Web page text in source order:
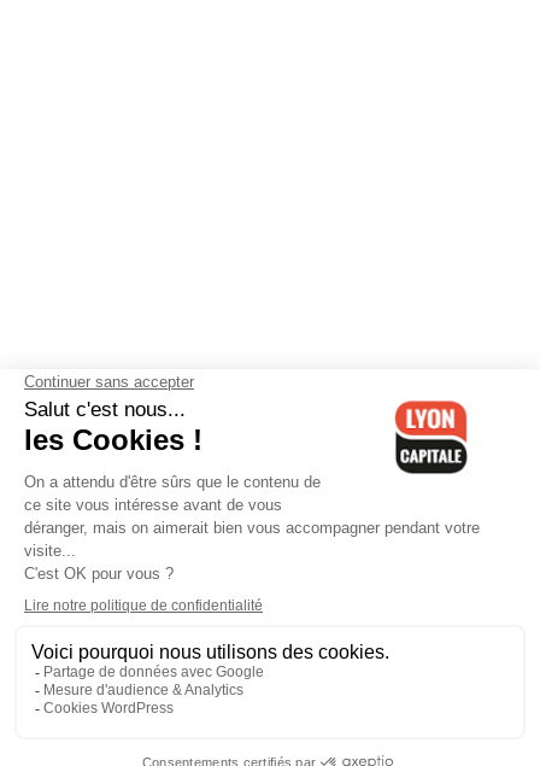
Contactez-nous-Mentions légales-CGV-Politique de
confidentialité-Gestion des cookies